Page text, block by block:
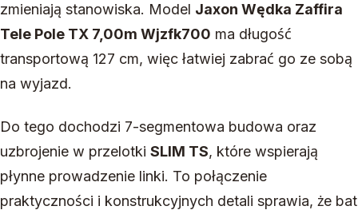
zmieniają stanowiska. Model Jaxon Wędka Zaffira
Tele Pole TX 7,00m Wjzfk700 ma długość
transportową 127 cm, więc łatwiej zabrać go ze sobą
na wyjazd.
Do tego dochodzi 7-segmentowa budowa oraz
uzbrojenie w przelotki SLIM TS, które wspierają
płynne prowadzenie linki. To połączenie
praktyczności i konstrukcyjnych detali sprawia, że bat